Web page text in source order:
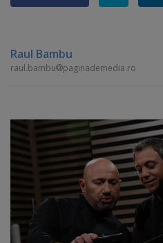
Raul Bambu
raul.bambu paginademedia.ro